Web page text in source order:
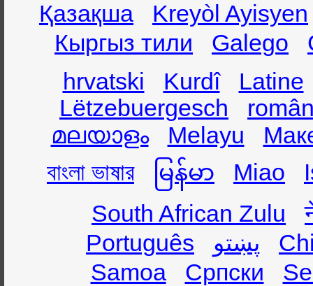
Қазақша
Kreyòl Ayisyen
Кыргыз тили
Galego
hrvatski
Kurdî
Latine
Lëtzebuergesch
മലയാളം
Melayu
বাংলা ভাষার
မြန်မာ Miao
South African Zulu
Português
پښتو
Samoa
Српски